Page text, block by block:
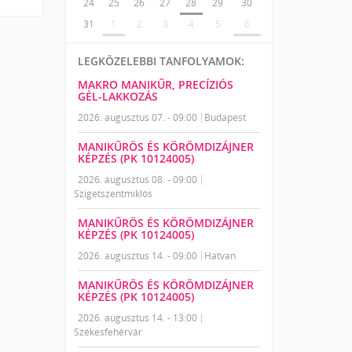
24 25 26 27 28 29
30
31
1 2 3 4 5 6
LEGKÖZELEBBI TANFOLYAMOK:
MAKRO MANIKŰR, PRECÍZIÓS
GÉL-LAKKOZÁS
2026. augusztus 07. - 09:00 Budapest
MANIKŰRÖS ÉS KÖRÖMDIZÁJNER
KÉPZÉS (PK 10124005)
2026. augusztus 08. - 09:00
Szigetszentmiklós
MANIKŰRÖS ÉS KÖRÖMDIZÁJNER
KÉPZÉS (PK 10124005)
2026. augusztus 14. - 09:00 Hatvan
MANIKŰRÖS ÉS KÖRÖMDIZÁJNER
KÉPZÉS (PK 10124005)
2026. augusztus 14. - 13:00
Székesfehérvár